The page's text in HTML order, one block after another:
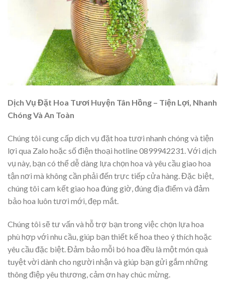
Dịch Vụ Đặt Hoa Tươi Huyện Tân Hồng – Tiện Lợi, Nhanh
Chóng Và An Toàn
Chúng tôi cung cấp dịch vụ đặt hoa tươi nhanh chóng và tiện
lợi qua Zalo hoặc số điện thoại hotline 0899942231. Với dịch
vụ này, bạn có thể dễ dàng lựa chọn hoa và yêu cầu giao hoa
tận nơi mà không cần phải đến trực tiếp cửa hàng. Đặc biệt,
chúng tôi cam kết giao hoa đúng giờ, đúng địa điểm và đảm
bảo hoa luôn tươi mới, đẹp mắt.
Chúng tôi sẽ tư vấn và hỗ trợ bạn trong việc chọn lựa hoa
phù hợp với nhu cầu, giúp bạn thiết kế hoa theo ý thích hoặc
yêu cầu đặc biệt. Đảm bảo mỗi bó hoa đều là một món quà
tuyệt vời dành cho người nhận và giúp bạn gửi gắm những
thông điệp yêu thương, cảm ơn hay chúc mừng.